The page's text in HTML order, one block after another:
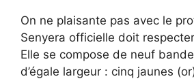
On ne plaisante pas avec le
Senyera officielle doit
Elle se compose de neuf
d’égale largeur : cinq jaunes